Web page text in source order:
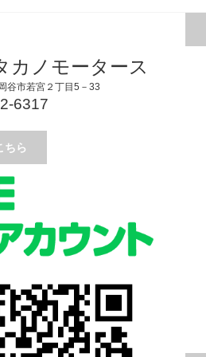
カノモータース
谷市若宮２丁目5－33
6317
ちら